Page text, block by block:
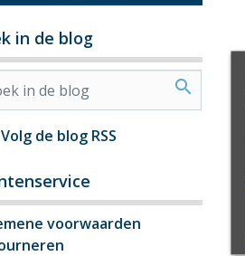
in de blog
search
Volg de blog RSS
voorwaarden